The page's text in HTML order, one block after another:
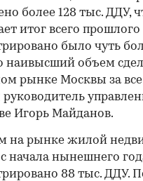
более 128 тыс. ДДУ,
итог всего прошлого
было чуть
наивысший объем
рынке Москвы за
Игорь Майданов.
на рынке жилой
начала нынешнего
88 тыс. ДДУ.